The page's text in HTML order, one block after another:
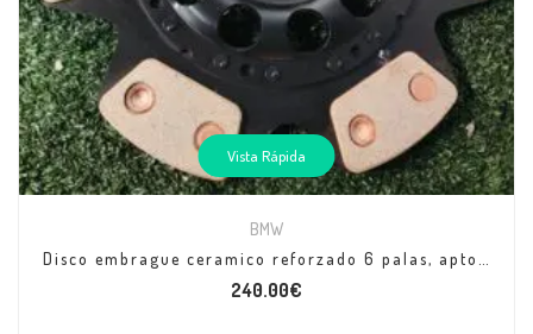
Vista Rápida
BMW
240.00€